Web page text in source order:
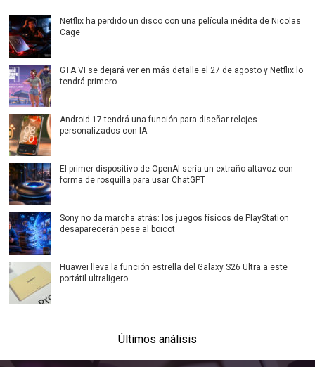
Netflix ha perdido un disco con una película inédita de Nicolas
Cage
GTA VI se dejará ver en más detalle el 27 de agosto y Netflix lo
tendrá primero
Android 17 tendrá una función para diseñar relojes
personalizados con IA
El primer dispositivo de OpenAI sería un extraño altavoz con
forma de rosquilla para usar ChatGPT
Sony no da marcha atrás: los juegos físicos de PlayStation
desaparecerán pese al boicot
Huawei lleva la función estrella del Galaxy S26 Ultra a este
portátil ultraligero
Últimos análisis